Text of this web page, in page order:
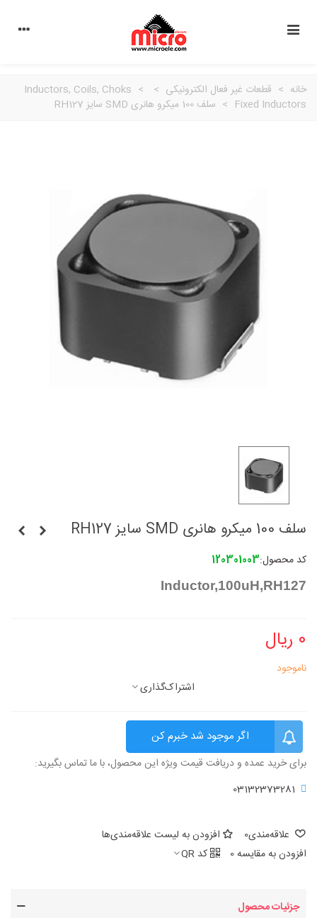
خانه > قطعات غیر فعال الکترونیکی >
Inductors, Coils, Choks >
Fixed Inductors
> سلف 100 میکرو هانری SMD سایز RH127
سلف 100 میکرو هانری SMD سایز RH127
کد محصول:120301003
Inductor,100uH,RH127
0 ریال
ناموجود
اشتراک‌گذاری
اگر موجود شد خبرم کن
برای خرید عمده و دریافت قیمت ویژه این محصول، با ما تماس بگیرید:
03132373281
علاقه‌مندی0
افزودن به لیست علاقه‌مندی‌ها
افزودن به مقایسه0 کد QR
جزئیات محصول